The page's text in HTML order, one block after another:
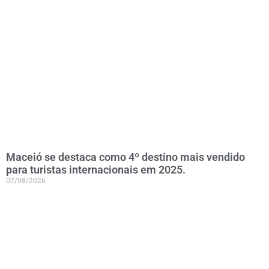
Maceió se destaca como 4º destino mais vendido
para turistas internacionais em 2025.
07/08/2026